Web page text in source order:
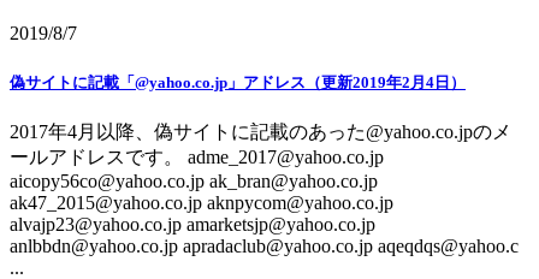
2019/8/7
偽サイトに記載「@yahoo.co.jp」アドレス（更新2019年2月4日）
2017年4月以降、偽サイトに記載のあった@yahoo.co.jpのメ
ールアドレスです。 adme_2017@yahoo.co.jp
aicopy56co@yahoo.co.jp ak_bran@yahoo.co.jp
ak47_2015@yahoo.co.jp aknpycom@yahoo.co.jp
alvajp23@yahoo.co.jp amarketsjp@yahoo.co.jp
anlbbdn@yahoo.co.jp apradaclub@yahoo.co.jp aqeqdqs@yahoo.c
...